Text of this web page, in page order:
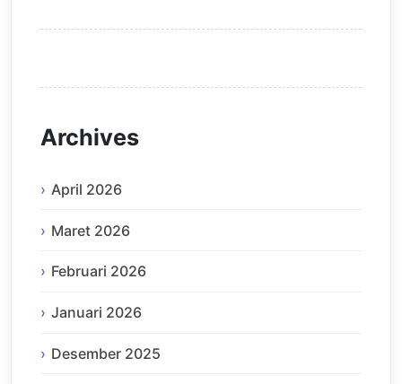
Archives
April 2026
Maret 2026
Februari 2026
Januari 2026
Desember 2025